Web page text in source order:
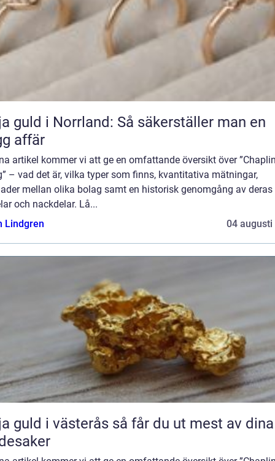
guld i Norrland: Så säkerställer man en
affär
artikel kommer vi att ge en omfattande översikt över
– vad det är, vilka typer som finns, kvantitativa mätningar,
mellan olika bolag samt en historisk genomgång av deras
och nackdelar. Lå...
Lindgren
04 augusti
i västerås så får du ut mest av dina